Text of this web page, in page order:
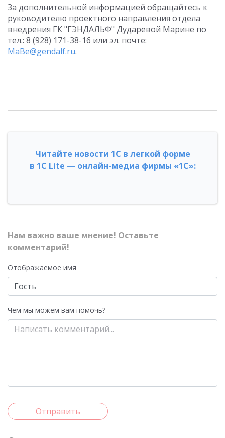
За дополнительной информацией обращайтесь к
руководителю проектного направления отдела
внедрения ГК "ГЭНДАЛЬФ" Дударевой Марине по
тел.: 8 (928) 171-38-16 или эл. почте:
MaBe@gendalf.ru.
Читайте новости 1С в легкой форме
в 1С Lite — онлайн-медиа фирмы «1С»:
Нам важно ваше мнение! Оставьте
комментарий!
Отображаемое имя
Чем мы можем вам помочь?
Отправить